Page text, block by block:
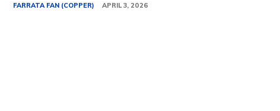
FARRATA FAN (COPPER) APRIL 3, 2026